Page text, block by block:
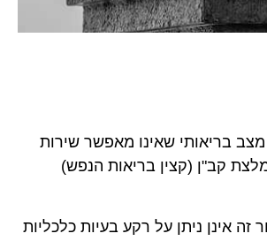
פטור זה ניתן על רקע מצב בריאותי שאינו מאפשר שירות
קב"ן (קצין בריאות הנפש)
אינן ניתן על רקע בעיות כלכליות